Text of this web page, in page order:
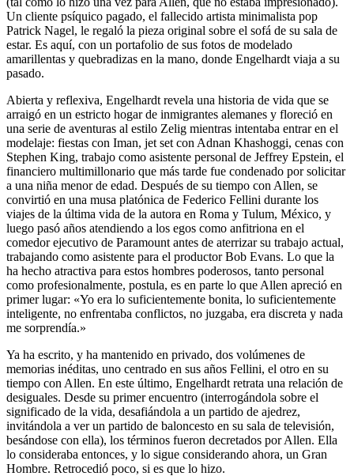
Un cliente psíquico pagado, el fallecido artista minimalista pop
Patrick Nagel, le regaló la pieza original sobre el sofá de su sala de
estar. Es aquí, con un portafolio de sus fotos de modelado
amarillentas y quebradizas en la mano, donde Engelhardt viaja a su
pasado.
Abierta y reflexiva, Engelhardt revela una historia de vida que se
arraigó en un estricto hogar de inmigrantes alemanes y floreció en
una serie de aventuras al estilo Zelig mientras intentaba entrar en el
modelaje: fiestas con Iman, jet set con Adnan Khashoggi, cenas con
Stephen King, trabajo como asistente personal de Jeffrey Epstein, el
financiero multimillonario que más tarde fue condenado por solicitar
a una niña menor de edad. Después de su tiempo con Allen, se
convirtió en una musa platónica de Federico Fellini durante los
viajes de la última vida de la autora en Roma y Tulum, México, y
luego pasó años atendiendo a los egos como anfitriona en el
comedor ejecutivo de Paramount antes de aterrizar su trabajo actual,
trabajando como asistente para el productor Bob Evans. Lo que la
ha hecho atractiva para estos hombres poderosos, tanto personal
como profesionalmente, postula, es en parte lo que Allen apreció en
primer lugar: «Yo era lo suficientemente bonita, lo suficientemente
inteligente, no enfrentaba conflictos, no juzgaba, era discreta y nada
me sorprendía.»
Ya ha escrito, y ha mantenido en privado, dos volúmenes de
memorias inéditas, uno centrado en sus años Fellini, el otro en su
tiempo con Allen. En este último, Engelhardt retrata una relación de
desiguales. Desde su primer encuentro (interrogándola sobre el
significado de la vida, desafiándola a un partido de ajedrez,
invitándola a ver un partido de baloncesto en su sala de televisión,
besándose con ella), los términos fueron decretados por Allen. Ella
lo consideraba entonces, y lo sigue considerando ahora, un Gran
Hombre. Retrocedió poco, si es que lo hizo.